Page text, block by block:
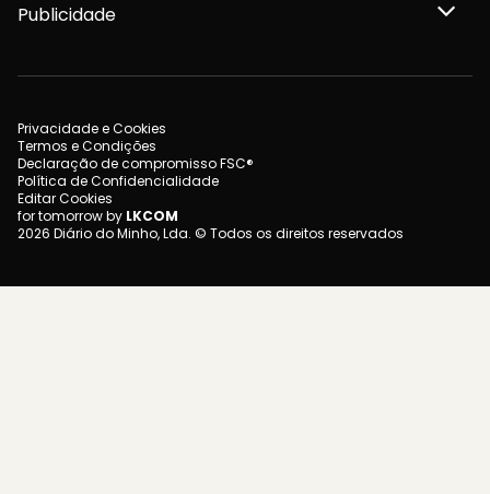
Publicidade
Privacidade e Cookies
Termos e Condições
Declaração de compromisso FSC®
Política de Confidencialidade
Editar Cookies
for tomorrow by LKCOM
2026 Diário do Minho, Lda. © Todos os direitos reservados